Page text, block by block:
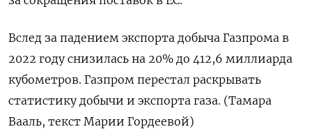
Вслед за падением экспорта добыча Газпрома в
2022 году снизилась на 20% до 412,6 миллиарда
кубометров. Газпром перестал раскрывать
статистику добычи и экспорта газа. (Тамара
Вааль, текст Марии Гордеевой)